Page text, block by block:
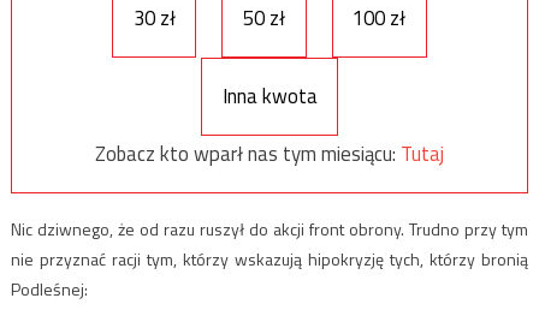
30 zł 50 zł 100 zł
Inna kwota
Zobacz kto wparł nas tym miesiącu: Tutaj
Nic dziwnego, że od razu ruszył do akcji front obrony. Trudno przy tym
nie przyznać racji tym, którzy wskazują hipokryzję tych, którzy bronią
Podleśnej: